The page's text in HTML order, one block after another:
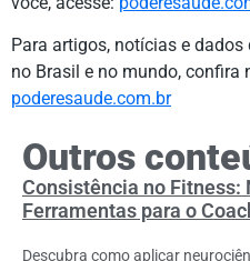
Para artigos, notícias e
no Brasil e no mundo, confira
poderesaude.com.br
Outros
Consistência no Fitness:
Ferramentas para o
Descubra como aplicar